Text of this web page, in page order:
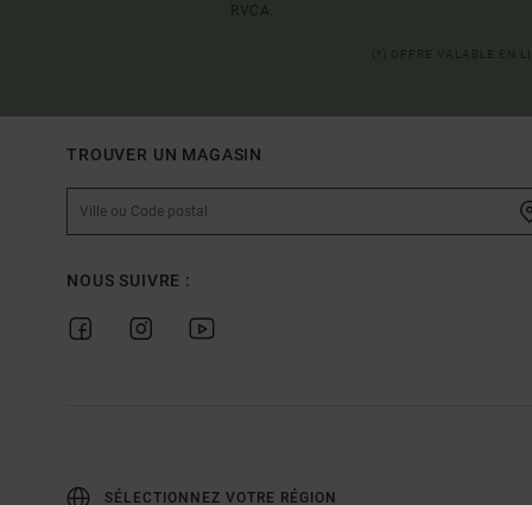
RVCA.
TROUVER UN MAGASIN
NOUS SUIVRE :
SÉLECTIONNEZ VOTRE RÉGION